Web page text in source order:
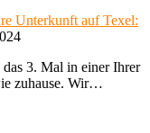
Unterkunft auf Texel:
3. Mal in einer Ihrer
zuhause. Wir…